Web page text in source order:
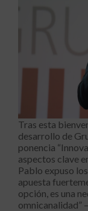
Tras esta
desarrollo de
ponencia
aspectos clave
Pablo expuso
apuesta
opción, es una
omnicanalidad”